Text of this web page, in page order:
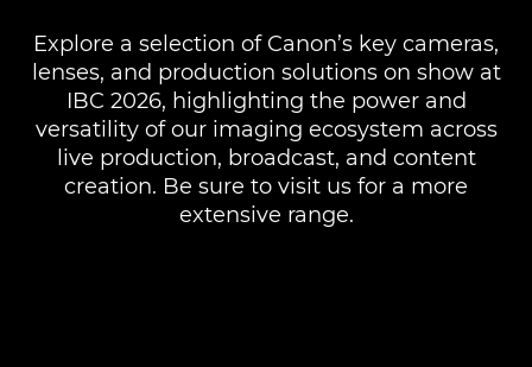
Explore a selection of Canon’s key cameras,
lenses, and production solutions on show at
IBC 2026, highlighting the power and
versatility of our imaging ecosystem across
live production, broadcast, and content
creation. Be sure to visit us for a more
extensive range.